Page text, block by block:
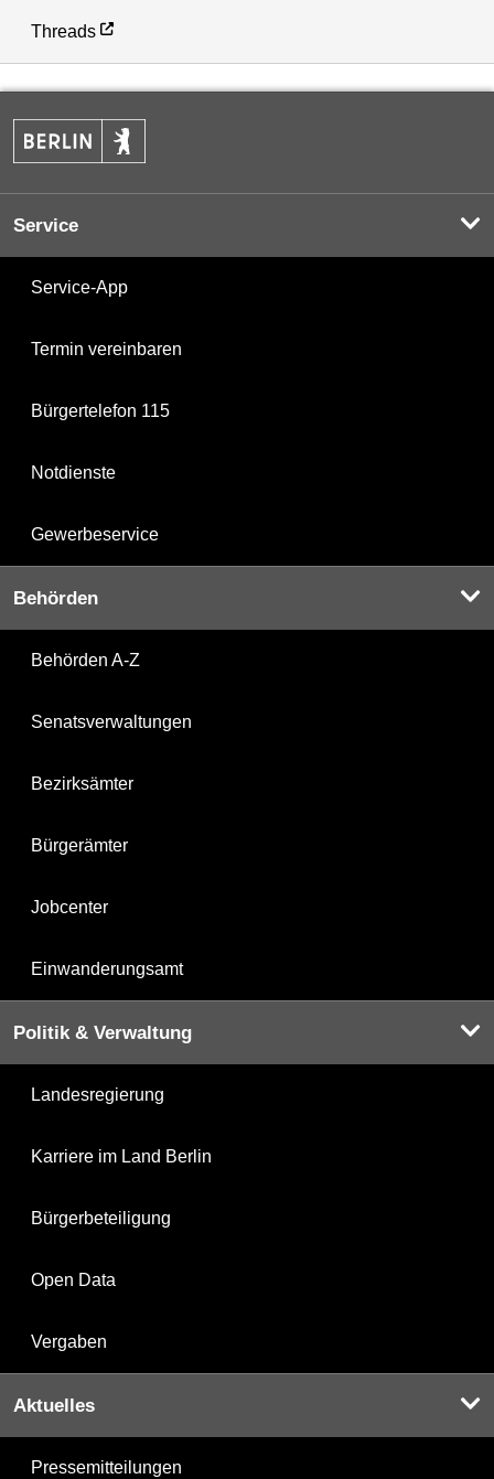
Threads
Service
Service-App
Termin vereinbaren
Bürgertelefon 115
Notdienste
Gewerbeservice
Behörden
Behörden A-Z
Senatsverwaltungen
Bezirksämter
Bürgerämter
Jobcenter
Einwanderungsamt
Politik & Verwaltung
Landesregierung
Karriere im Land Berlin
Bürgerbeteiligung
Open Data
Vergaben
Aktuelles
Pressemitteilungen